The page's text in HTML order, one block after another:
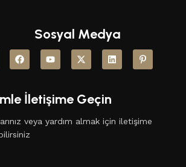
Sosyal Medya
İletişime Geçin
veya yardım almak için iletişime